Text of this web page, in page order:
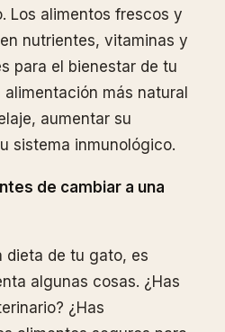
Los alimentos frescos y
nutrientes, vitaminas y
para el bienestar de tu
más natural
aumentar su
sistema inmunológico.
de cambiar a una
dieta de tu gato, es
algunas cosas. ¿Has
¿Has